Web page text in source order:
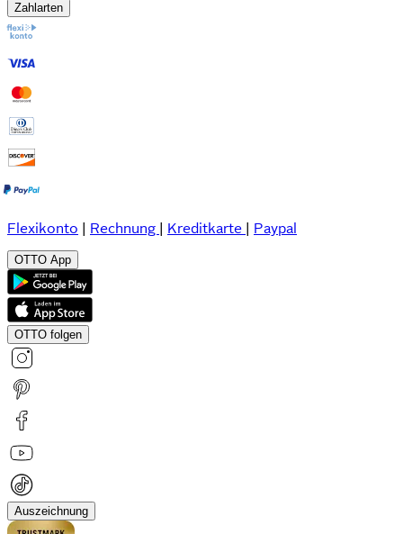
Zahlarten
Flexikonto Rechnung Kreditkarte Paypal
OTTO App
OTTO folgen
Auszeichnung